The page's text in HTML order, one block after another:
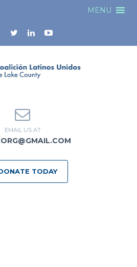
MENU
EMAIL US AT
TODAY